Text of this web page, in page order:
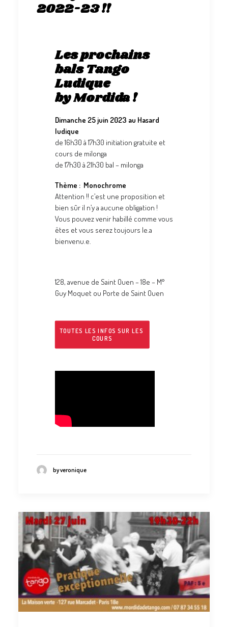
2022-23 !!
Les prochains
bals Tango
Ludique
by Mordida !
Dimanche 25 juin 2023 au Hasard
ludique
de 16h30 à 17h30 initiation gratuite et
cours de milonga
de 17h30 à 21h30 bal – milonga
Thème : Monochrome
Attention !! c’est une proposition et
bien sûr il n’y a aucune obligation !
Vous pouvez venir habillé comme vous
êtes et vous serez toujours le.a
bienvenu.e.
128, avenue de Saint Ouen – 18e – M°
Guy Moquet ou Porte de Saint Ouen
TOUTES LES INFOS SUR LES
COURS
by veronique